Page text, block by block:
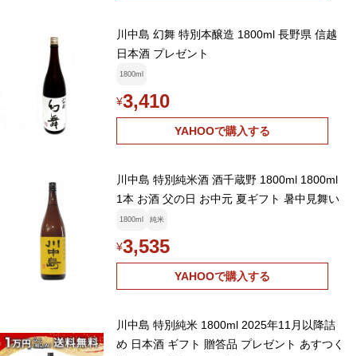
川中島 幻舞 特別本醸造 1800ml 長野県 信越
日本酒 プレゼント
1800ml
¥3,410
YAHOOで購入する
川中島 特別純米酒 酒千蔵野 1800ml 1800ml
1本 お酒 父の日 お中元 夏ギフト 暑中見舞い
1800ml 純米
¥3,535
YAHOOで購入する
川中島 特別純米 1800ml 2025年11月以降詰
め 日本酒 ギフト 贈答品 プレゼント あすつく